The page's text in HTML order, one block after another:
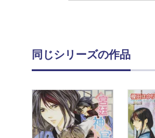
同じシリーズの作品